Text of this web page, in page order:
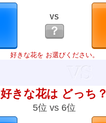
VS
？
好きな花を お選びください。
好きな花は どっち？
5位 vs 6位